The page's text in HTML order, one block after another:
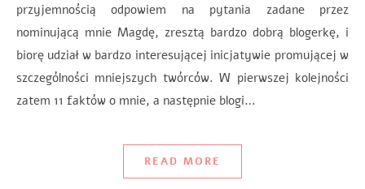
przyjemnością odpowiem na pytania zadane przez
nominującą mnie Magdę, zresztą bardzo dobrą blogerkę, i
biorę udział w bardzo interesującej inicjatywie promującej w
szczególności mniejszych twórców. W pierwszej kolejności
zatem 11 faktów o mnie, a następnie blogi…
READ MORE